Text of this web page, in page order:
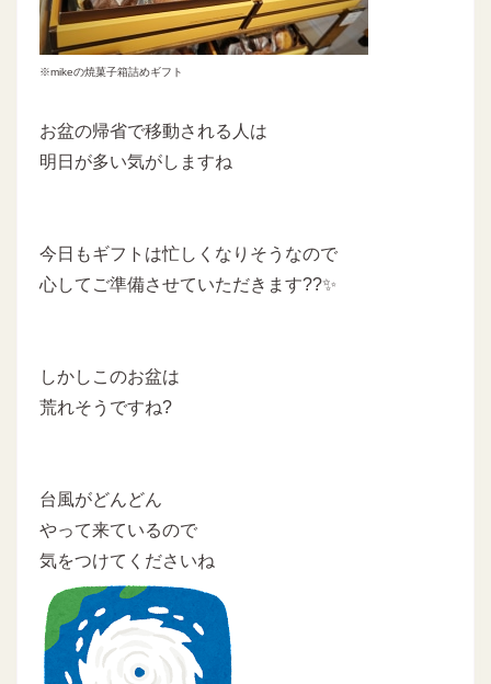
※mikeの焼菓子箱詰めギフト
お盆の帰省で移動される人は
明日が多い気がしますね
今日もギフトは忙しくなりそうなので
心してご準備させていただきます??✨
しかしこのお盆は
荒れそうですね?
台風がどんどん
やって来ているので
気をつけてくださいね